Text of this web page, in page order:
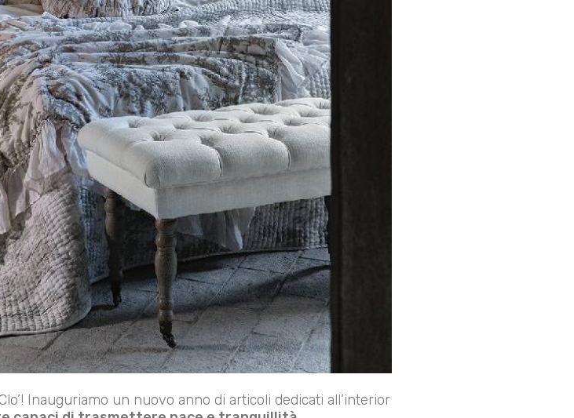
Inauguriamo un nuovo anno di articoli dedicati all’interior